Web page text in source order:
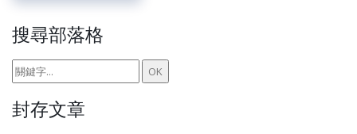
搜尋部落格
封存文章